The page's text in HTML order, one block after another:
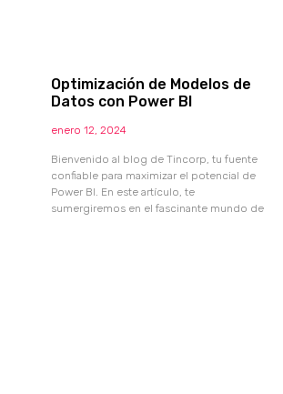
Optimización de Modelos de
Datos con Power BI
enero 12, 2024
Bienvenido al blog de Tincorp, tu fuente
confiable para maximizar el potencial de
Power BI. En este artículo, te
sumergiremos en el fascinante mundo de